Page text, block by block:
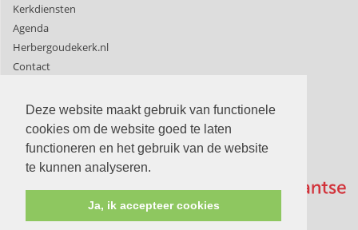
Deze website maakt gebruik van functionele
cookies om de website goed te laten
functioneren en het gebruik van de website
te kunnen analyseren.
Ja, ik accepteer cookies
Kerkdiensten
Agenda
Herbergoudekerk.nl
Contact